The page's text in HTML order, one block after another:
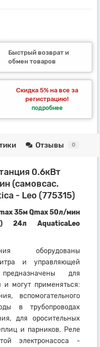
Быстрый возврат и
обмен товаров
Скидка 5% на все за
регистрацию!
подробнее
Отзывы 0
0.6кВт
(самовсас.
- Leo (775315)
35м Qmax 50л/мин
24л AquaticaLeo
оборудованы
и управляющей
для
и могут применяться:
вспомогательного
в трубопроводах
для оросительных
и парников. Реле
электронасоса -